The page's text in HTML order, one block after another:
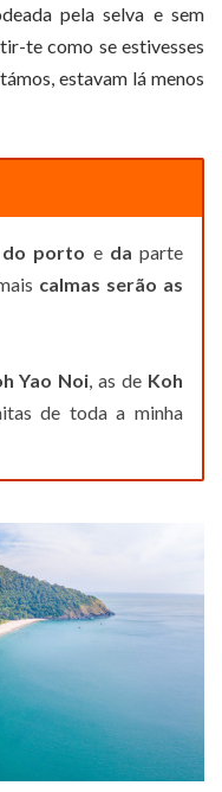
pela selva e sem
te como se estivesses
estavam lá menos
do porto e da parte
calmas serão as
Yao Noi, as de Koh
de toda a minha